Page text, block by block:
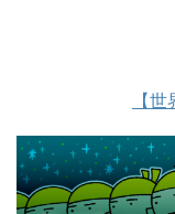
【